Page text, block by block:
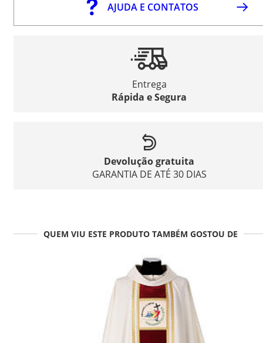
AJUDA E CONTATOS
Entrega
Rápida e Segura
Devolução gratuita
GARANTIA DE ATÉ 30 DIAS
QUEM VIU ESTE PRODUTO TAMBÉM GOSTOU DE